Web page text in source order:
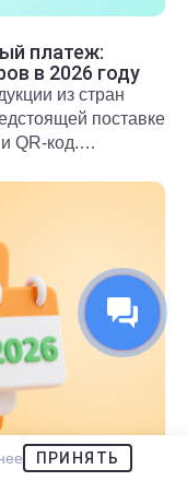
платеж:
в 2026 году
из стран
поставке
QR-код.
ПРИНЯТЬ